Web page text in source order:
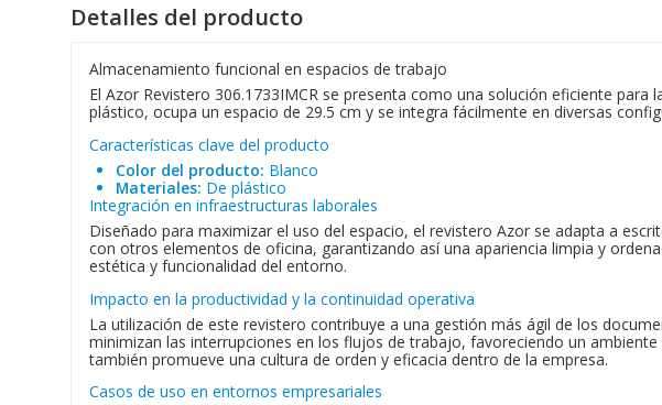
Detalles del producto
Almacenamiento funcional en espacios de trabajo
El Azor Revistero 306.1733IMCR se presenta como una solución eficiente
plástico, ocupa un espacio de 29.5 cm y se integra fácilmente en diversas
Características clave del producto
Color del producto: Blanco
Materiales: De plástico
Integración en infraestructuras laborales
Diseñado para maximizar el uso del espacio, el revistero Azor se adapta a
con otros elementos de oficina, garantizando así una apariencia limpia y
estética y funcionalidad del entorno.
Impacto en la productividad y la continuidad operativa
La utilización de este revistero contribuye a una gestión más ágil de los
minimizan las interrupciones en los flujos de trabajo, favoreciendo un
también promueve una cultura de orden y eficacia dentro de la empresa.
Casos de uso en entornos empresariales